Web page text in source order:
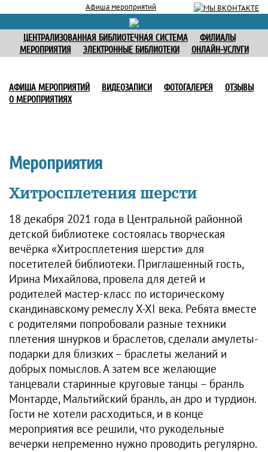
Афиша мероприятий
ЦЕНТРАЛИЗОВАННАЯ БИБЛИОТЕЧНАЯ СИСТЕМА
ФИЛИАЛЫ
МЕРОПРИЯТИЯ
ЭЛЕКТРОННЫЕ БИБЛИОТЕКИ ОНЛАЙН-УСЛУГИ
АФИША МЕРОПРИЯТИЙ ВИДЕОЗАПИСИ ФОТОГАЛЕРЕЯ
ОТЗЫВЫ
О МЕРОПРИЯТИЯХ
Мероприятия
Хитросплетения шерсти
18 декабря 2021 года в Центральной районной
детской библиотеке состоялась творческая
вечёрка «Хитросплетения шерсти» для
посетителей библиотеки. Приглашенный гость,
Ирина Михайлова, провела для детей и
родителей мастер-класс по историческому
скандинавскому ремеслу X-XI века. Ребята вместе
с родителями попробовали разные техники
плетения шнурков и браслетов, сделали амулеты-
подарки для близких – браслеты желаний и
добрых помыслов. А затем все желающие
танцевали старинные круговые танцы – бранль
Монтарде, Мальтийский бранль, ан дро и турдион.
Гости не хотели расходиться, и в конце
мероприятия все решили, что рукодельные
вечерки непременно нужно проводить регулярно.